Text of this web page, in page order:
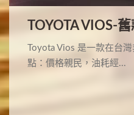
TOYOTA VIOS-舊
Toyota Vios 是一款在台
點：價格親民，油耗經...